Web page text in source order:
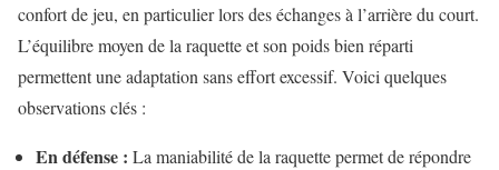
confort de jeu, en particulier lors des échanges à l’arrière du court.
L’équilibre moyen de la raquette et son poids bien réparti
permettent une adaptation sans effort excessif. Voici quelques
observations clés :
En défense : La maniabilité de la raquette permet de répondre